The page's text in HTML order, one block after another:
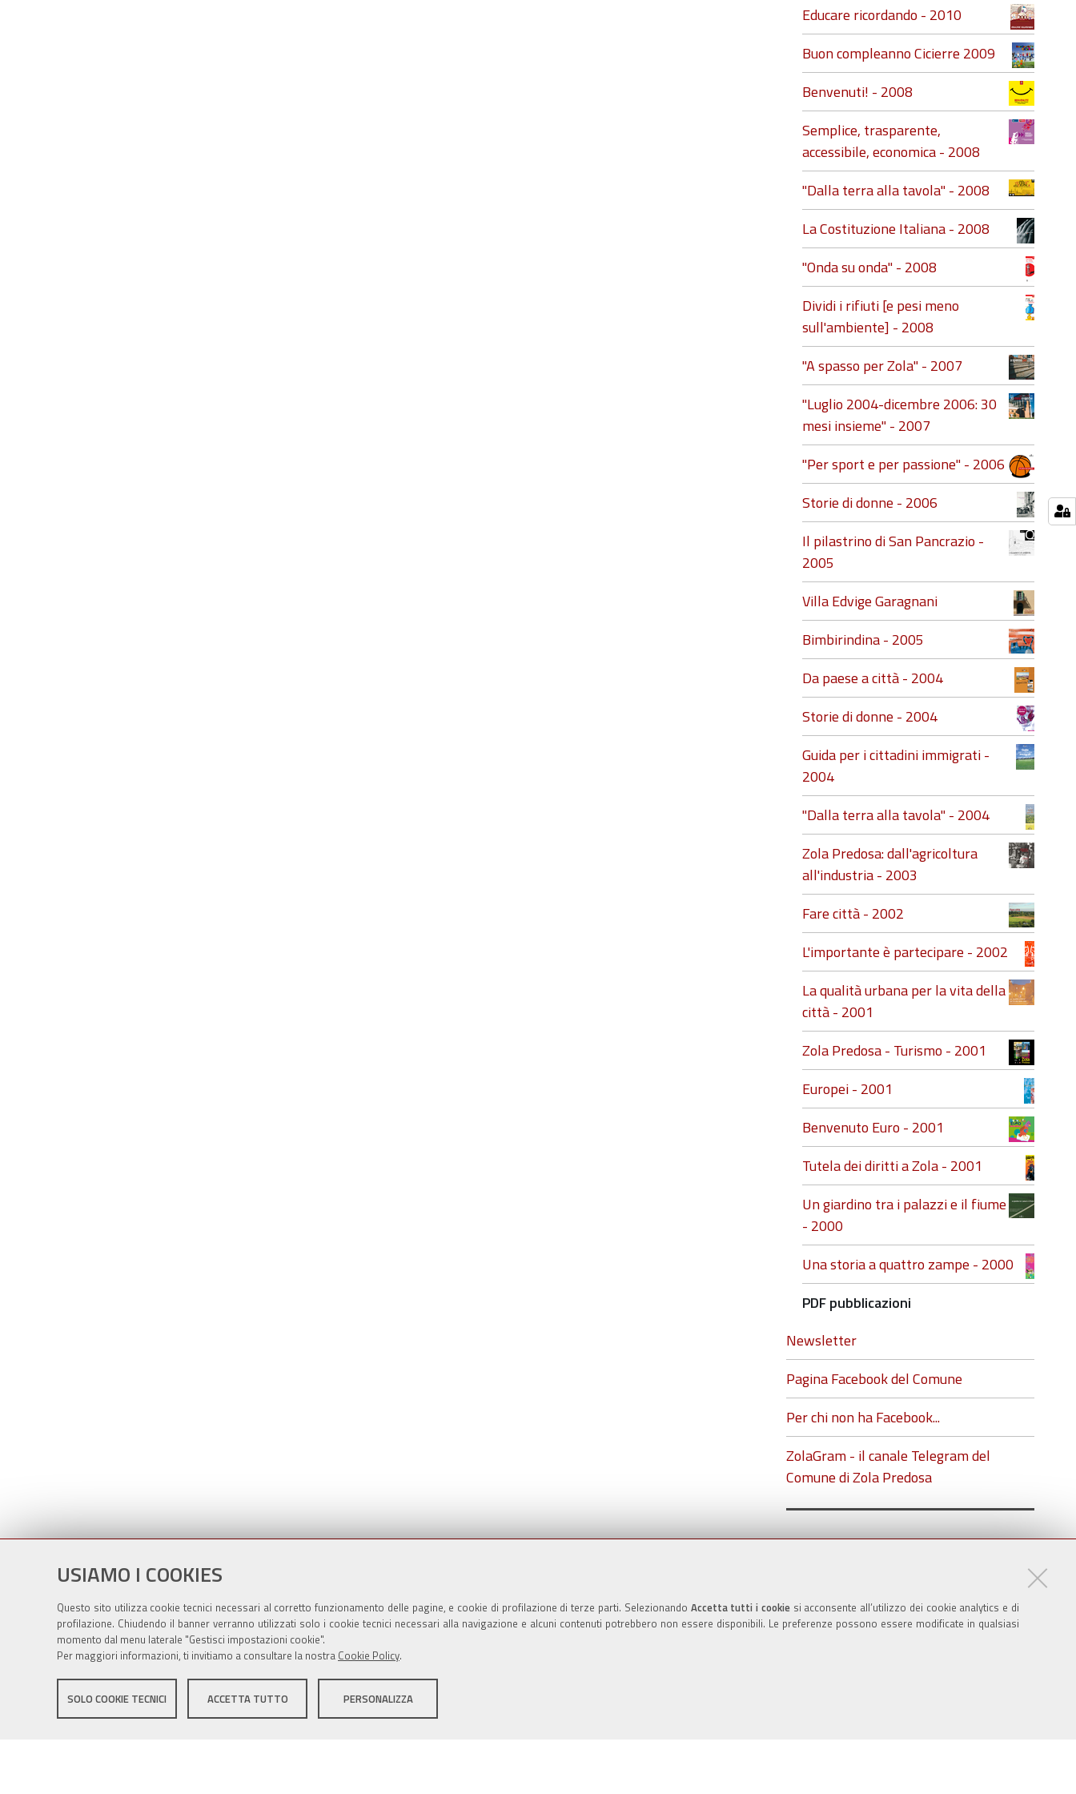
USIAMO I COOKIES
Questo sito utilizza cookie tecnici necessari al corretto funzionamento delle pagine, e cookie di profilazione di terze parti. Selezionando Accetta tutti i cookiesi acconsente all’utilizzo dei cookie analytics e di
profilazione. Chiudendo il banner verranno utilizzati solo i cookie tecnici necessari alla navigazione e alcuni contenuti potrebbero non essere disponibili. Le preferenze possono essere modificate in qualsiasi
momento dal menu laterale "Gestisci impostazioni cookie".
Per maggiori informazioni, ti invitiamo a consultare la nostra Cookie Policy.
SOLO COOKIE TECNICI ACCETTA TUTTO PERSONALIZZA
Educare ricordando - 2010
Buon compleanno Cicierre 2009
Benvenuti! - 2008
Semplice, trasparente,
accessibile, economica - 2008
"Dalla terra alla tavola" - 2008
La Costituzione Italiana - 2008
"Onda su onda" - 2008
Dividi i rifiuti [e pesi meno
sull'ambiente] - 2008
"A spasso per Zola" - 2007
"Luglio 2004-dicembre 2006: 30
mesi insieme" - 2007
"Per sport e per passione" - 2006
Storie di donne - 2006
Il pilastrino di San Pancrazio -
2005
Villa Edvige Garagnani
Bimbirindina - 2005
Da paese a città - 2004
Storie di donne - 2004
Guida per i cittadini immigrati -
2004
"Dalla terra alla tavola" - 2004
Zola Predosa: dall'agricoltura
all'industria - 2003
Fare città - 2002
L'importante è partecipare - 2002
La qualità urbana per la vita della
città - 2001
Zola Predosa - Turismo - 2001
Europei - 2001
Benvenuto Euro - 2001
Tutela dei diritti a Zola - 2001
Un giardino tra i palazzi e il fiume
- 2000
Una storia a quattro zampe - 2000
PDF pubblicazioni
Newsletter
Pagina Facebook del Comune
Per chi non ha Facebook...
ZolaGram - il canale Telegram del
Comune di Zola Predosa
Sito istituzionale Comune di Zola Predosa